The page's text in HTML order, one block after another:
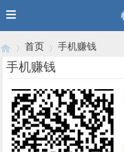
首页
›
手机赚钱
手机赚钱